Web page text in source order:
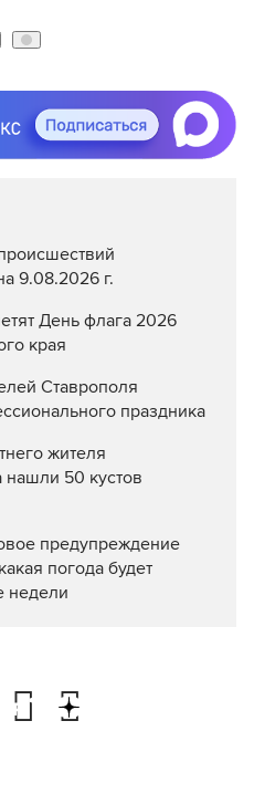
9.08.2026 г.
День флага 2026
края
праздника
жителя